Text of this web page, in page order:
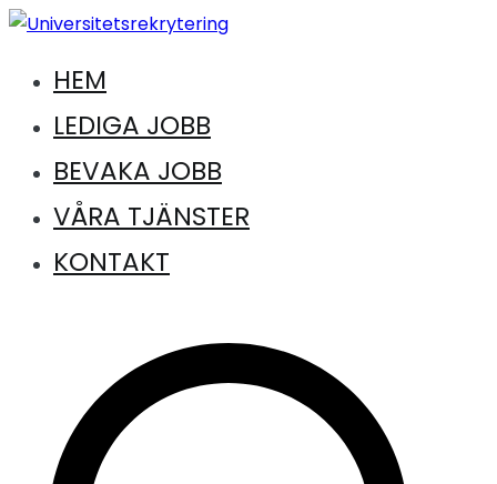
Hoppa
innehåll
Universitetsrekrytering
Jobb inom universitet och högskola
HEM
LEDIGA JOBB
BEVAKA JOBB
VÅRA TJÄNSTER
KONTAKT